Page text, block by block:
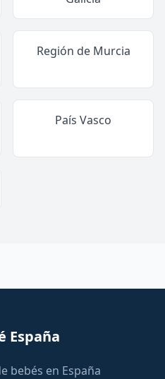
Región de Murcia
País Vasco
España
bebés en España